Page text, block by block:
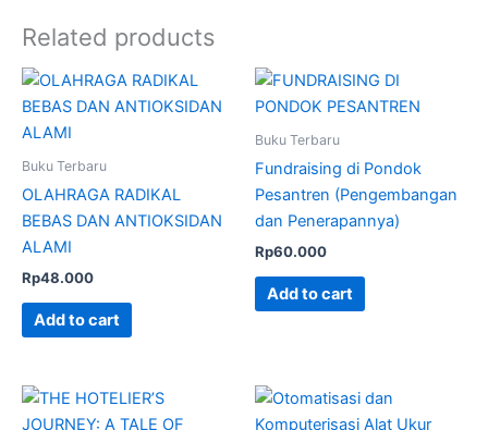
Related products
Buku Terbaru
OLAHRAGA RADIKAL
BEBAS DAN ANTIOKSIDAN
ALAMI
Rp48.000
Add to cart
Buku Terbaru
Fundraising di Pondok
Pesantren (Pengembangan
dan Penerapannya)
Rp60.000
Add to cart